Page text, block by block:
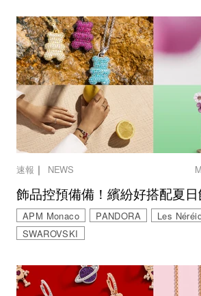
速報 ｜ NEWS
飾品控預備備！繽紛好搭配夏
APM Monaco PANDORA
Les
SWAROVSKI